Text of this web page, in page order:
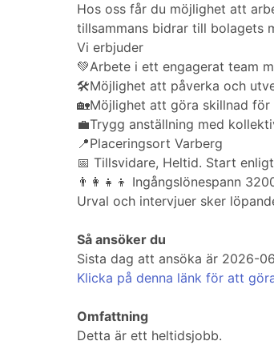
Hos oss får du möjlighet att
tillsammans bidrar till bolagets
Vi erbjuder
💚Arbete i ett engagerat team
🛠️Möjlighet att påverka och
🏡Möjlighet att göra skillnad
💼Trygg anställning med
📍Placeringsort Varberg
📅 Tillsvidare, Heltid. Start
👨👩👧👦 Ingångslönespann
Urval och intervjuer sker
Så ansöker du
Sista dag att ansöka är 2026-
Klicka på denna länk för att
Omfattning
Detta är ett heltidsjobb.